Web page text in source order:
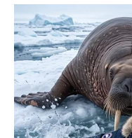
DJEVICA
Jedna situacija koja
Osjećat ćete veliko